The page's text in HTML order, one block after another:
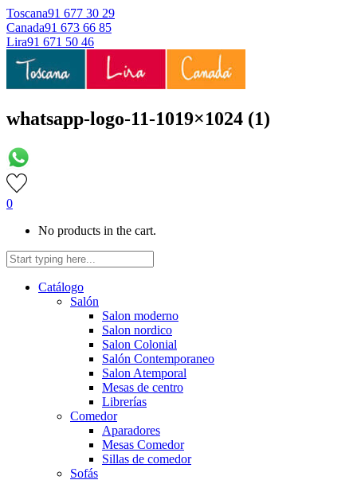
Toscana91 677 30 29
Canada91 673 66 85
Lira91 671 50 46
whatsapp-logo-11-1019×1024 (1)
0
No products in the cart.
Catálogo
Salón
Salon moderno
Salon nordico
Salon Colonial
Salón Contemporaneo
Salon Atemporal
Mesas de centro
Librerías
Comedor
Aparadores
Mesas Comedor
Sillas de comedor
Sofás